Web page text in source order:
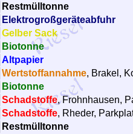
Restmülltonne
Elektrogroßgeräteabfuhr
Gelber Sack
Biotonne
Altpapier
Wertstoffannahme, Brakel,
Biotonne
Schadstoffe, Frohnhausen,
Schadstoffe, Rheder,
Restmülltonne